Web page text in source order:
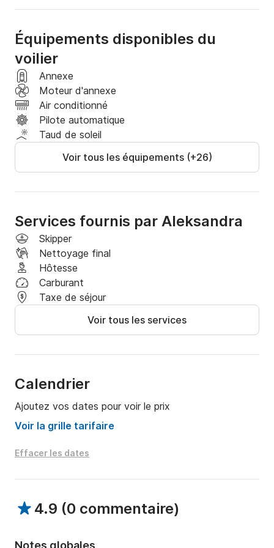
ÉQUIPEMENT
GPS/traceur de cartes, radio VHF, pilote
automatique, cockpit en teck, instrument profondeur-
vitesse-vent, capote, bimni top, chauffage central,
table de cockpit, coussins de siège de cockpit,
douche de cockpit, el. réfrigérateur, cuisinière, four,
annexe avec moteur extérieur, passerelle, lecteur CD,
TV LCD/DVD dans le salon
Équipements disponibles du
voilier
Annexe
Moteur d'annexe
Air conditionné
Pilote automatique
Taud de soleil
Voir tous les équipements (+26)
Services fournis par Aleksandra
Skipper
Nettoyage final
Hôtesse
Carburant
Taxe de séjour
Voir tous les services
Calendrier
Ajoutez vos dates pour voir le prix
Voir la grille tarifaire
Effacer les dates
4.9 (0 commentaire)